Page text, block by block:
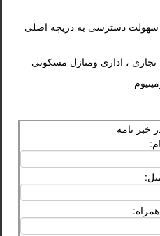
دسترسی به دریچه اصلی
تجاری ، اداری ومنازل مسکونی
خبر نامه